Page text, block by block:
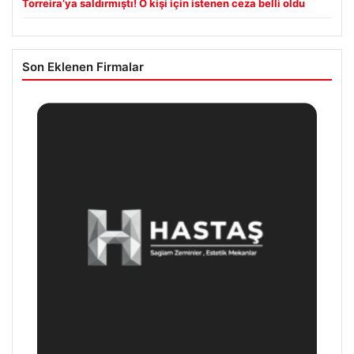
Torreira’ya saldırmıştı! O kişi için istenen ceza belli oldu
Son Eklenen Firmalar